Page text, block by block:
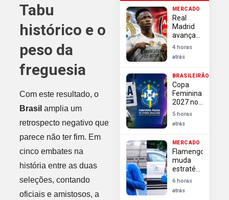
Tabu
histórico e o
peso da
freguesia
Com este resultado, o
Brasil amplia um
retrospecto negativo que
parece não ter fim. Em
cinco embates na
história entre as duas
seleções, contando
oficiais e amistosos, a
MERCADO
Real
Madrid
avança
em
negociação
e blinda
contra
investida
do
Arsenal
4 horas
atrás
BRASILEIRÃO
Copa
Feminina
2027 no
Brasil
causa
paralisação
futebol
masculino
5 horas
atrás
MERCADO
Flamengo
muda
estratégia
e
pressiona
por
6 horas
atrás